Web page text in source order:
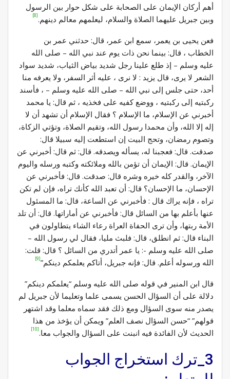
أهم أركان الإيمان على الصحابة على شكل حوار بين الرسول
وبين جبريل عليهما الصلاة والسلام، ليعلمهم معالم دينهم.[8]
فعن يحيى بن يعمر، سمع ابن عمر، قال: حدثني عمر بن
الخطاب ، قال: بينما نحن ذات يوم عند نبي الله – صلى الله
عليه وسلم – إذ طلع علينا رجل شديد بياض الثياب، شديد سواد
الشعر لا يرى، قال يزيد : لا نرى ، عليه أثر السفر، ولا يعرفه منا
أحد، حتى جلس إلى نبي الله – صلى الله عليه وسلم – ، فأسند
ركبتيه إلى ركبتيه ، ووضع كفيه على فخذيه ، ثم قال: يا محمد
أخبرني عن الإسلام، ما الإسلام ؟ فقال الإسلام أن تشهد أن لا
إله إلا الله، وأن محمدا رسول الله، وتقيم الصلاة، وتؤتي الزكاة،
وتصوم رمضان، وتحج البيت إن استطعت إليه سبيلا قال:
صدقت. قال: فعجبنا له، يسأله ويصدقه. قال: ثم قال: أخبرني عن
الإيمان. قال: الإيمان أن تؤمن بالله وملائكته وكتبه ورسله واليوم
الآخر، والقدر كله خيره وشره قال: صدقت. قال: فأخبرني عن
الإحسان، ما الإحسان؟ قال: أن تعبد الله كأنك تراه، فإن لم تكن
تراه ، فإنه يراك قال : فأخبرني عن الساعة، قال: ما المسئول
عنها بأعلم بها من السائل قال: فأخبرني عن أماراتها. قال: أن تلد
الأمة ربتها، وأن ترى الحفاة العراة رعاء الشاء يتطاولون في
البناء قال: ثم انطلق، قال: فلبث مليا، فقال لي رسول الله –
صلى الله عليه وسلم -: يا عمر أتدري من السائل ؟ قال: قلت:
الله ورسوله أعلم. قال: فإنه جبريل، أتاكم يعلمكم دينكم”[9]
قال ابن المنير في قوله صلى الله عليه وسلم “يعلمكم دينكم”
دلالة على أن السؤال الحسن يسمى علما وتعليما لأن جبريل لم
يصدر منه سوى السؤال ومع ذلك فقد سماه معلما وقد اشتهر
قولهم” “حسن السؤال نصف العلم” ويمكن أن يؤخذ من هذا
الحديث لأن الفائدة فيه انبنت على السؤال والجواب معا.[10]
3_ترك استخراج الجواب